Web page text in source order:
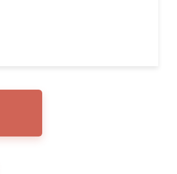
イーグルアイ（EAGLE EYE）イ
ガーミンとの比較も併せてご説明い